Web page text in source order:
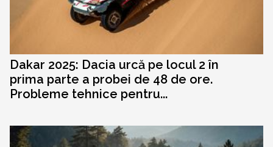
Dakar 2025: Dacia urcă pe locul 2 în
prima parte a probei de 48 de ore.
Probleme tehnice pentru...